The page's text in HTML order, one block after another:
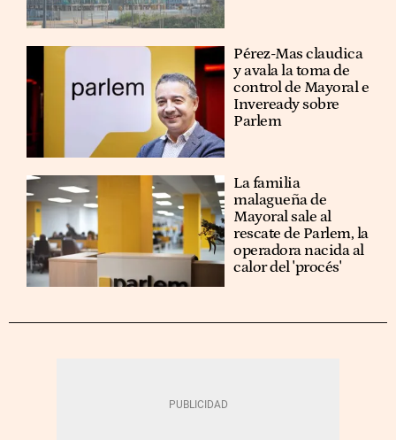
Pérez-Mas claudica
y avala la toma de
control de Mayoral e
Inveready sobre
Parlem
La familia
malagueña de
Mayoral sale al
rescate de Parlem, la
operadora nacida al
calor del 'procés'